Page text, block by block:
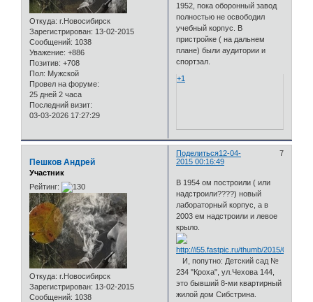
Откуда: г.Новосибирск
Зарегистрирован: 13-02-2015
Сообщений: 1038
Уважение: +886
Позитив: +708
Пол: Мужской
Провел на форуме:
25 дней 2 часа
Последний визит:
03-03-2026 17:27:29
1952, пока оборонный завод
полностью не освободил
учебный корпус. В
пристройке ( на дальнем
плане) были аудитории и
спортзал.
+1
Поделиться 7
12-04-
2015 00:16:49
Пешков Андрей
Участник
Рейтинг:
Откуда: г.Новосибирск
Зарегистрирован: 13-02-2015
Сообщений: 1038
В 1954 ом построили ( или
надстроили????) новый
лабораторный корпус, а в
2003 ем надстроили и левое
крыло.
И, попутно: Детский сад №
234 "Кроха", ул.Чехова 144,
это бывший 8-ми квартирный
жилой дом Сибстрина.